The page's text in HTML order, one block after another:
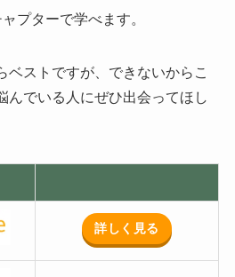
プターで学べます。
ベストですが、できないからこ
んでいる人にぜひ出会ってほし
詳しく見る